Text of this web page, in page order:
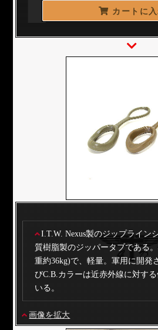
カートに
I.T.W. Nexus製のジップライン
質樹脂製のジッパータブである
重約36kg)で、軽量。軍用に開発
びC.B.カラーは近赤外線に対す
いる。
画像を拡大